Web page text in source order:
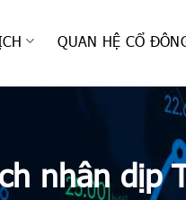
QUAN HỆ CỔ
nhân dịp